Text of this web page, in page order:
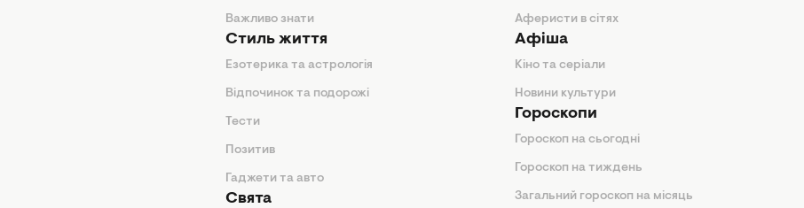
Важливо знати
Стиль життя
Езотерика та астрологія
Відпочинок та подорожі
Тести
Позитив
Гаджети та авто
Свята
Аферисти в сітях
Афіша
Кіно та серіали
Новини культури
Гороскопи
Гороскоп на сьогодні
Гороскоп на тиждень
Загальний гороскоп на місяць